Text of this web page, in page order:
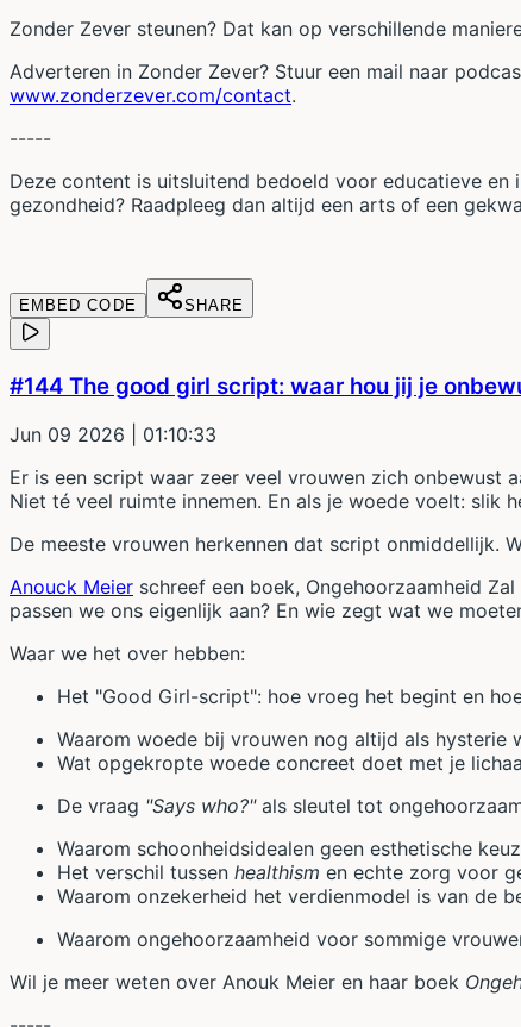
Zonder Zever steunen? Dat kan op verschillende
Adverteren in Zonder Zever? Stuur een mail naar
www.zonderzever.com/contact.
-----
Deze content is uitsluitend bedoeld voor educatieve
gezondheid? Raadpleeg dan altijd een arts of een
EMBED CODE SHARE
#144 The good girl script: waar hou jij je
Jun 09 2026 | 01:10:33
Er is een script waar zeer veel vrouwen zich onbewust
Niet té veel ruimte innemen. En als je woede voelt: slik
De meeste vrouwen herkennen dat script onmiddellijk.
Anouck Meier schreef een boek, Ongehoorzaamheid
passen we ons eigenlijk aan? En wie zegt wat we
Waar we het over hebben:
Het "Good Girl-script": hoe vroeg het begint en
Waarom woede bij vrouwen nog altijd als
Wat opgekropte woede concreet doet met je
De vraag "Says who?"als sleutel tot
Waarom schoonheidsidealen geen esthetische
Het verschil tussen healthism en echte zorg voor
Waarom onzekerheid het verdienmodel is van de
Waarom ongehoorzaamheid voor sommige
Wil je meer weten over Anouk Meier en haar boek